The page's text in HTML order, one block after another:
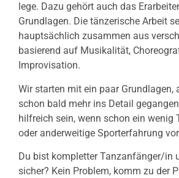
lege. Dazu gehört auch das
Grundlagen. Die tänzerische Arbeit
hauptsächlich zusammen aus
basierend auf Musikalität,
Improvisation.
Wir starten mit ein paar Grundlagen,
schon bald mehr ins Detail
hilfreich sein, wenn schon ein wenig
oder anderweitige Sporterfahrung
Du bist kompletter Tanzanfänger/in
sicher? Kein Problem, komm zu der